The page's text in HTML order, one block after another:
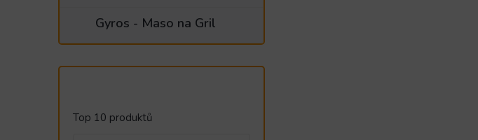
Gyros - Maso na Gril
Top 10 produktů